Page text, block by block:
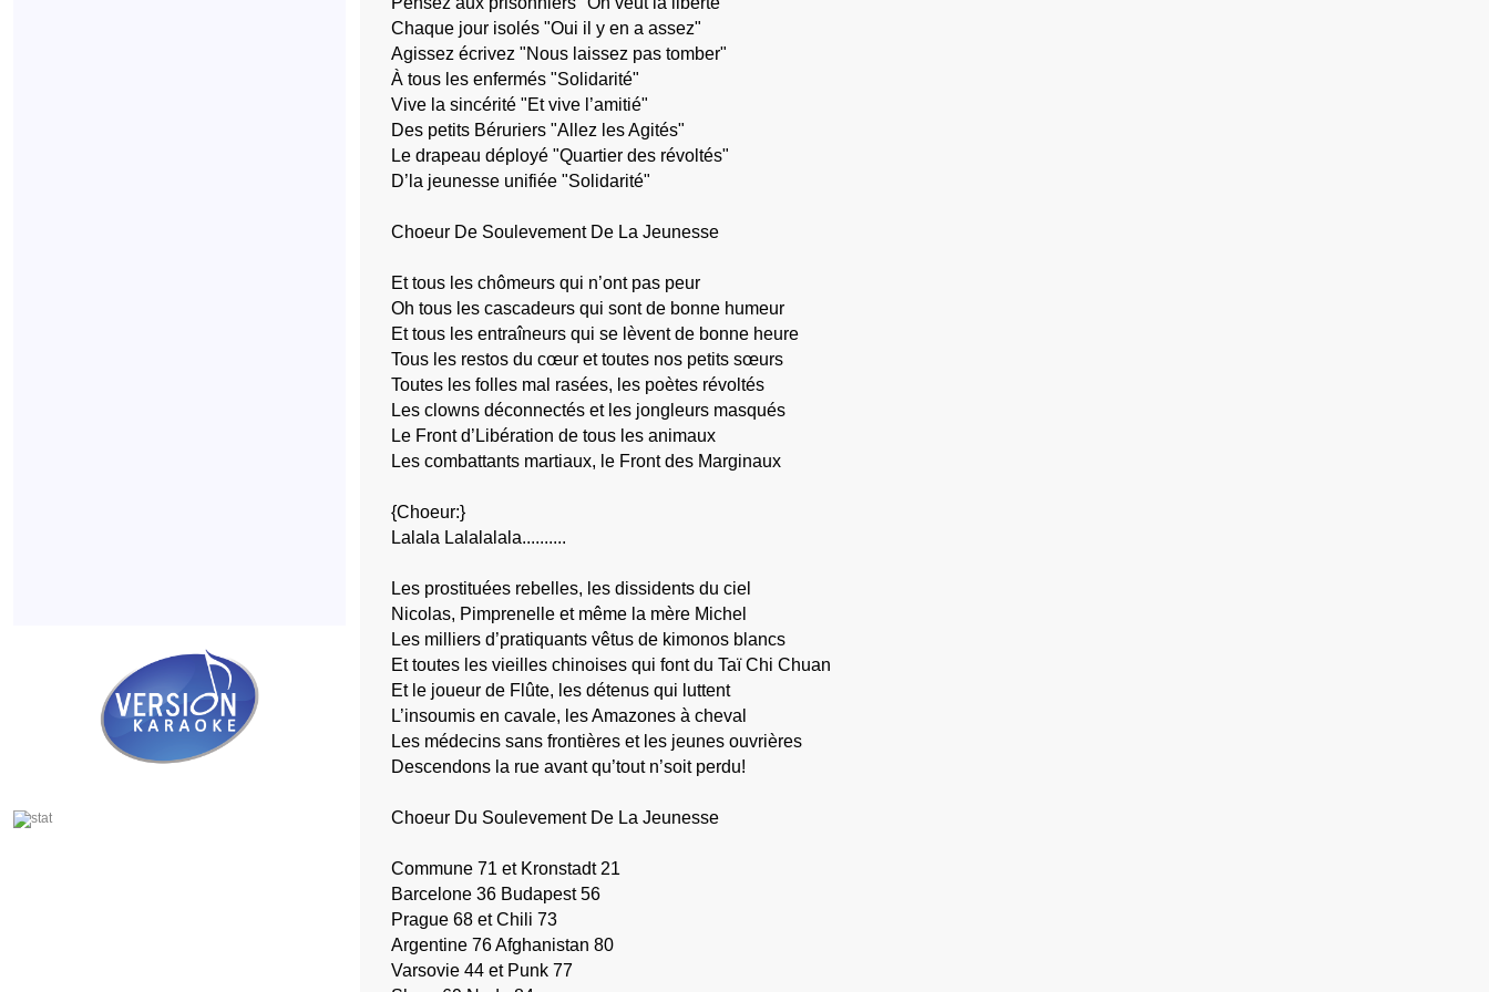
Chaque jour isolés "Oui il y en a assez"
Agissez écrivez "Nous laissez pas tomber"
À tous les enfermés "Solidarité"
Vive la sincérité "Et vive l’amitié"
Des petits Béruriers "Allez les Agités"
Le drapeau déployé "Quartier des révoltés"
D’la jeunesse unifiée "Solidarité"
Choeur De Soulevement De La Jeunesse
Et tous les chômeurs qui n’ont pas peur
Oh tous les cascadeurs qui sont de bonne humeur
Et tous les entraîneurs qui se lèvent de bonne heure
Tous les restos du cœur et toutes nos petits sœurs
Toutes les folles mal rasées, les poètes révoltés
Les clowns déconnectés et les jongleurs masqués
Le Front d’Libération de tous les animaux
Les combattants martiaux, le Front des Marginaux
{Choeur:}
Lalala Lalalalala..........
Les prostituées rebelles, les dissidents du ciel
Nicolas, Pimprenelle et même la mère Michel
Les milliers d’pratiquants vêtus de kimonos blancs
Et toutes les vieilles chinoises qui font du Taï Chi Chuan
Et le joueur de Flûte, les détenus qui luttent
L’insoumis en cavale, les Amazones à cheval
Les médecins sans frontières et les jeunes ouvrières
Descendons la rue avant qu’tout n’soit perdu!
Choeur Du Soulevement De La Jeunesse
Commune 71 et Kronstadt 21
Barcelone 36 Budapest 56
Prague 68 et Chili 73
Argentine 76 Afghanistan 80
Varsovie 44 et Punk 77